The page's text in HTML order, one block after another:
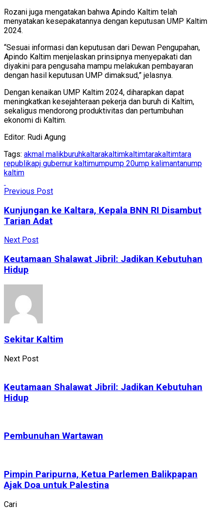
Rozani juga mengatakan bahwa Apindo Kaltim telah
menyatakan kesepakatannya dengan keputusan UMP Kaltim
2024.
“Sesuai informasi dan keputusan dari Dewan Pengupahan,
Apindo Kaltim menjelaskan prinsipnya menyepakati dan
diyakini para pengusaha mampu melakukan pembayaran
dengan hasil keputusan UMP dimaksud,” jelasnya.
Dengan kenaikan UMP Kaltim 2024, diharapkan dapat
meningkatkan kesejahteraan pekerja dan buruh di Kaltim,
sekaligus mendorong produktivitas dan pertumbuhan
ekonomi di Kaltim.
Editor: Rudi Agung
Tags: akmal malikburuhkaltarakaltimkaltimtarakaltimtara
republikapj gubernur kaltimumpump 20ump kalimantanump
kaltim
Previous Post
Kunjungan ke Kaltara, Kepala BNN RI Disambut
Tarian Adat
Next Post
Keutamaan Shalawat Jibril: Jadikan Kebutuhan
Hidup
Sekitar Kaltim
Next Post
Keutamaan Shalawat Jibril: Jadikan Kebutuhan
Hidup
Pembunuhan Wartawan
Pimpin Paripurna, Ketua Parlemen Balikpapan
Ajak Doa untuk Palestina
Cari